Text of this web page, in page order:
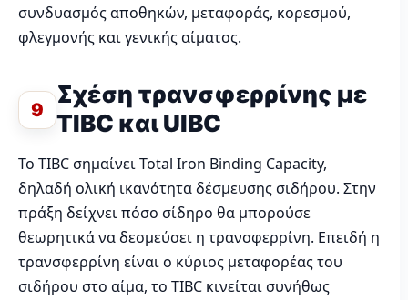
συνδυασμός αποθηκών, μεταφοράς, κορεσμού,
φλεγμονής και γενικής αίματος.
9
Σχέση τρανσφερρίνης με
TIBC και UIBC
Το TIBC σημαίνει Total Iron Binding Capacity,
δηλαδή ολική ικανότητα δέσμευσης σιδήρου. Στην
πράξη δείχνει πόσο σίδηρο θα μπορούσε
θεωρητικά να δεσμεύσει η τρανσφερρίνη. Επειδή η
τρανσφερρίνη είναι ο κύριος μεταφορέας του
σιδήρου στο αίμα, το TIBC κινείται συνήθως